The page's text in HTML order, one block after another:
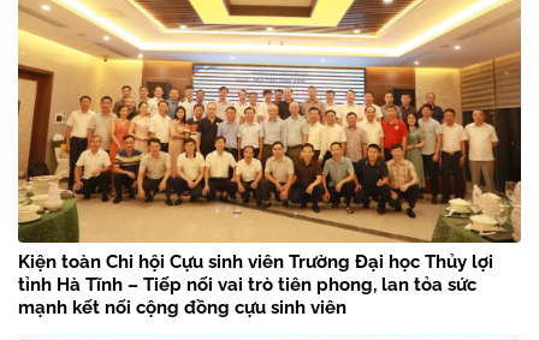
Kiện toàn Chi hội Cựu sinh viên Trường Đại học Thủy lợi
tỉnh Hà Tĩnh – Tiếp nối vai trò tiên phong, lan tỏa sức
mạnh kết nối cộng đồng cựu sinh viên